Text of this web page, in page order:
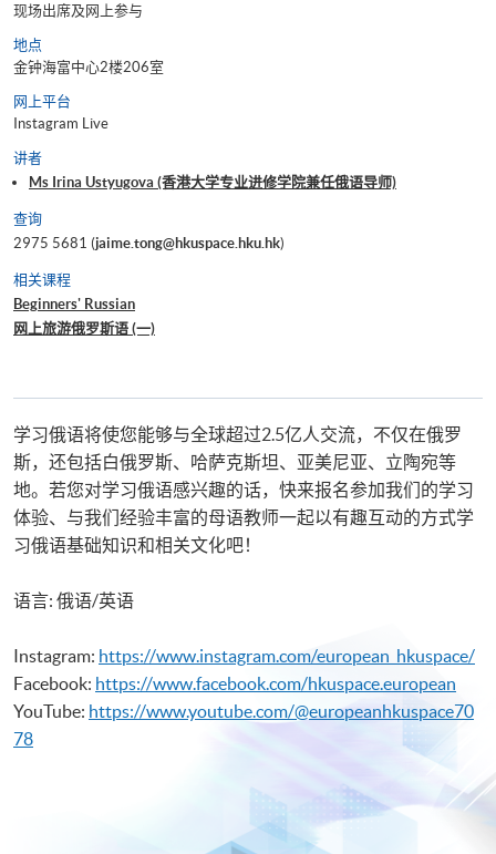
现场出席及网上参与
地点
金钟海富中心2楼206室
网上平台
Instagram Live
讲者
Ms Irina Ustyugova (香港大学专业进修学院兼任俄语导师)
查询
2975 5681 (jaime.tong@hkuspace.hku.hk)
相关课程
Beginners' Russian
网上旅游俄罗斯语 (一)
学习俄语将使您能够与全球超过2.5亿人交流，不仅在俄罗
斯，还包括白俄罗斯、哈萨克斯坦、亚美尼亚、立陶宛等
地。若您对学习俄语感兴趣的话，快来报名参加我们的学习
体验、与我们经验丰富的母语教师一起以有趣互动的方式学
习俄语基础知识和相关文化吧！
语言: 俄语/英语
Instagram: https://www.instagram.com/european_hkuspace/
Facebook: https://www.facebook.com/hkuspace.european
YouTube: https://www.youtube.com/@europeanhkuspace70
78